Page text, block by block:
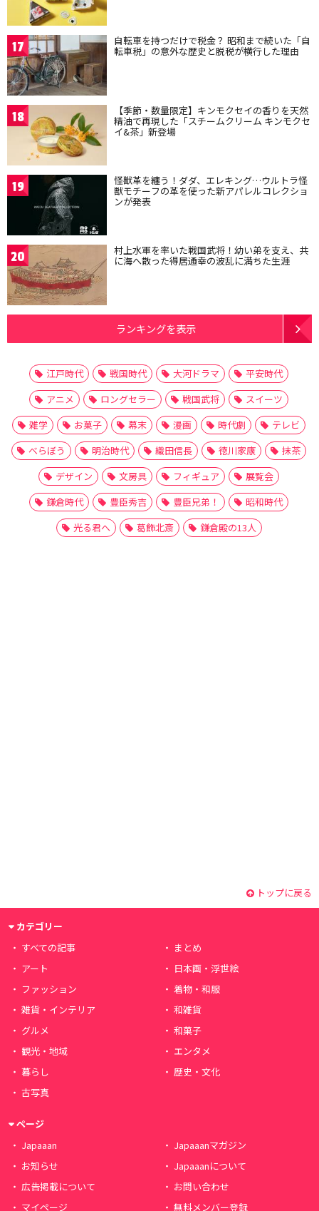
17 自転車を持つだけで税金？ 昭和まで続いた「自
転車税」の意外な歴史と脱税が横行した理由
18 【季節・数量限定】キンモクセイの香りを天然
精油で再現した「スチームクリーム キンモクセ
イ&茶」新登場
19 怪獣革を纏う！ダダ、エレキング…ウルトラ怪
獣モチーフの革を使った新アパレルコレクショ
ンが発表
20 村上水軍を率いた戦国武将！幼い弟を支え、共
に海へ散った得居通幸の波乱に満ちた生涯
ランキングを表示
江戸時代 戦国時代 大河ドラマ
平安時代
アニメ
ロングセラー 戦国武将
スイーツ
雑学
お菓子 幕末 漫画 時代劇
テレビ
べらぼう
明治時代 織田信長 徳川家康
抹茶
デザイン
文房具 フィギュア
展覧会
鎌倉時代
豊臣秀吉 豊臣兄弟！
昭和時代
光る君へ
葛飾北斎 鎌倉殿の13人
トップに戻る
カテゴリー
すべての記事
まとめ
アート
日本画・浮世絵
ファッション
着物・和服
雑貨・インテリア
和雑貨
グルメ
和菓子
観光・地域
エンタメ
暮らし
歴史・文化
古写真
ページ
Japaaan
Japaaanマガジン
お知らせ
Japaaanについて
広告掲載について
お問い合わせ
マイページ
無料メンバー登録